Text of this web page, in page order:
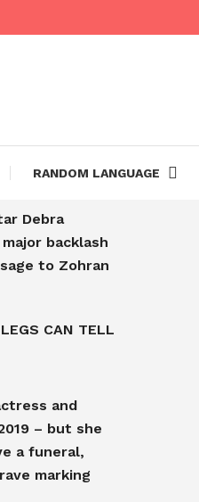
RANDOM LANGUAGE
Debra
backlash
to Zohran
CAN TELL
and
– but she
a funeral,
marking